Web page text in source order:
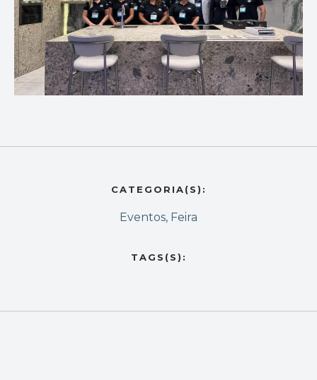
CATEGORIA(S):
Eventos, Feira
TAGS(S):